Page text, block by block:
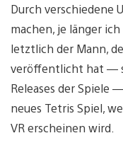
Durch verschiedene
machen, je länger
letztlich der Mann,
veröffentlicht hat —
Releases der Spiele
neues Tetris Spiel,
VR erscheinen wird.